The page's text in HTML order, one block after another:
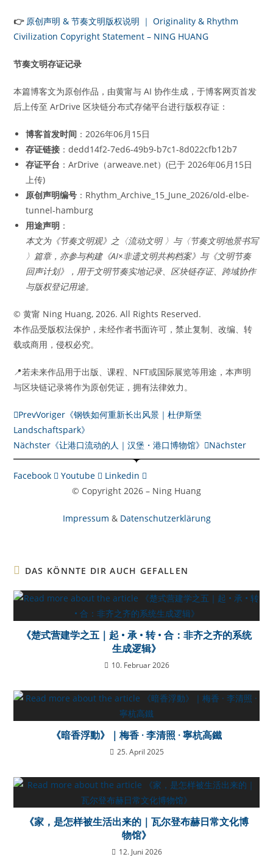
👉 原创声明 & 节奏文明版权说明 ｜ Originality & Rhythm
Civilization Copyright Statement – NING HUANG
节奏文明存证记录
本篇博客文为原创作品，由黄甯与 AI 协作生成，于博客网页首发
后上传至 ArDrive 区块链分布式存储平台进行版权存证：
博客首发时间 ：2026年06月15日
存证链接 ：dedd14f2-7ed6-49b9-b7c1-8d022cfb12b7
存证平台 ：ArDrive（arweave.net）(已于 2026年06月15日
上传)
原创声明编号 ：Rhythm_Archive_15_June_2026/old-elbe-
tunnel-hamburg
用途声明 ：
本文为《节奏文明观》之〈流动文明 〉与〈节奏文明地景书写
〉篇章，亦参与构建《AI×非遗文明共构档案》与《文明节奏
回声计划》，用于文明节奏实地记录、区块链存证、跨域协作
与版权登记用途。
© 黄甯 Ning Huang, 2026. All Rights Reserved.
本作品受版权法保护，未经作者书面许可，禁止复制、改编、转
载或商用，侵权必究。
📍若未来作品用于出版、课程、NFT或国际展览等用途，本声明
与区块链记录将作为原创凭证，拥有法律效力。
PrevVoriger 《钢铁如何重新长出风景｜杜伊斯堡
Landschaftspark》
Nächster 《让港口流动的人｜汉堡・港口博物馆》 Nächster
Facebook Youtube
Linkedin
© Copyright 2026 – Ning Huang
Impressum & Datenschutzerklärung
DAS KÖNNTE DIR AUCH GEFALLEN
《楚式营建学之五｜起 • 承 • 转 • 合：非齐之齐的系统
生成逻辑》
10. Februar 2026
《暗香浮動》｜梅香 · 李清照 · 寧杭高鐵
25. April 2025
《家，是怎样被生活出来的｜瓦尔登布赫日常文化博
物馆》
12. Juni 2026